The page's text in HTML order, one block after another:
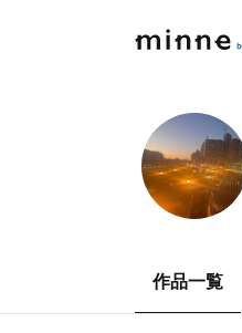
作品一覧